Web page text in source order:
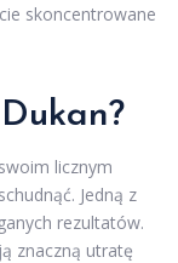
skoncentrowane
licznym
Jedną z
rezultatów.
znaczną utratę